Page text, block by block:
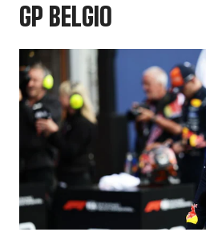
GP BELGIO